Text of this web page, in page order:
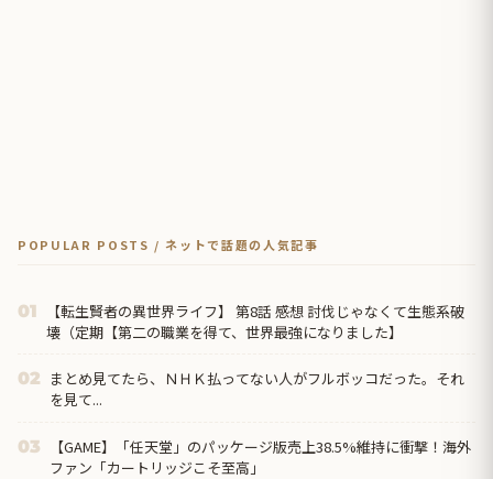
POPULAR POSTS / ネットで話題の人気記事
01
【転生賢者の異世界ライフ】 第8話 感想 討伐じゃなくて生態系破
壊（定期【第二の職業を得て、世界最強になりました】
02
まとめ見てたら、ＮＨＫ払ってない人がフルボッコだった。それ
を見て...
03
【GAME】「任天堂」のパッケージ版売上38.5%維持に衝撃！海外
ファン「カートリッジこそ至高」